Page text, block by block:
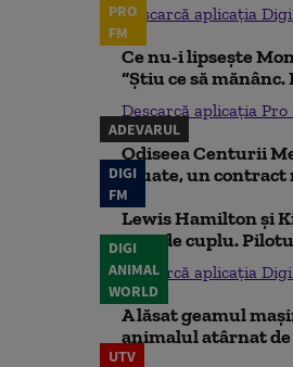
Descarcă aplicația
PRO
FM
Ce nu-i lipsește
“Știu ce să mănânc.
Descarcă aplicația Pro
ADEVARUL
Odiseea Centurii
eșuate, un contract
DIGI
FM
Lewis Hamilton și
rare de cuplu.
Descarcă aplicația
DIGI
ANIMAL
WORLD
A lăsat geamul
animalul atârnat de
UTV